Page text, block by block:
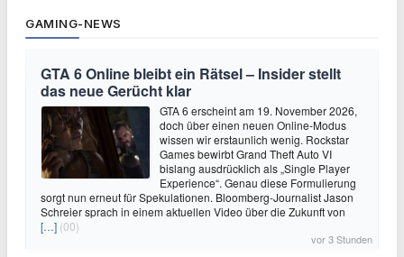
GAMING-NEWS
GTA 6 Online bleibt ein Rätsel – Insider stellt
das neue Gerücht klar
GTA 6 erscheint am 19. November 2026,
doch über einen neuen Online-Modus
wissen wir erstaunlich wenig. Rockstar
Games bewirbt Grand Theft Auto VI
bislang ausdrücklich als „Single Player
Experience“. Genau diese Formulierung
sorgt nun erneut für Spekulationen. Bloomberg-Journalist Jason
Schreier sprach in einem aktuellen Video über die Zukunft von
[…] (00)
vor 3 Stunden